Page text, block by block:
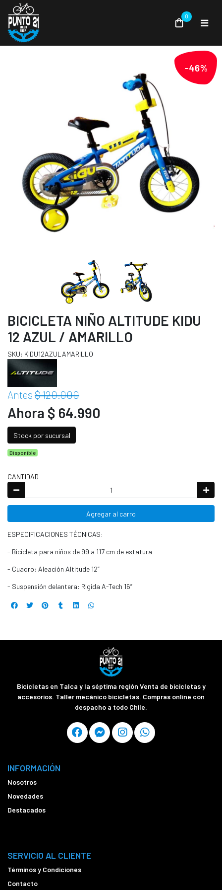
0
-46%
BICICLETA NIÑO ALTITUDE KIDU
12 AZUL / AMARILLO
SKU: KIDU12AZULAMARILLO
Antes $ 120.000
Ahora $ 64.990
Stock por sucursal
Disponible
CANTIDAD
Agregar al carro
ESPECIFICACIONES TÉCNICAS:
- Bicicleta para niños de 99 a 117 cm de estatura
- Cuadro: Aleación Altitude 12”
- Suspensión delantera: Rigida A-Tech 16”
Bicicletas en Talca y la séptima región Venta de bicicletas y
accesorios. Taller mecánico bicicletas. Compras online con
despacho a todo Chile.
INFORMACIÓN
Nosotros
Novedades
Destacados
SERVICIO AL CLIENTE
Términos y Condiciones
Contacto